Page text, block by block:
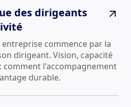
des dirigeants
commence par la
dirigeant. Vision, capacité
comment l'accompagnement
durable.